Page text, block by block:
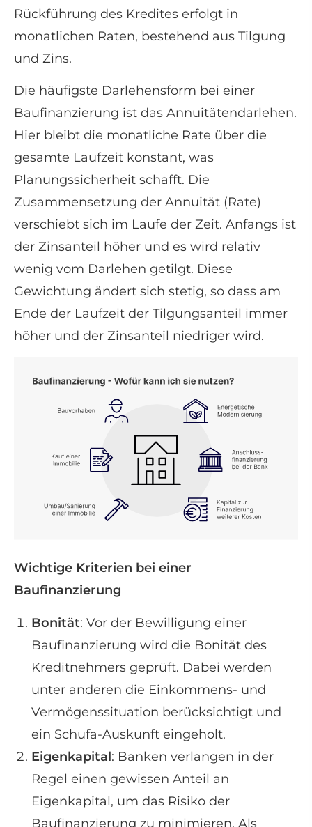
Rückführung des Kredites erfolgt in
monatlichen Raten, bestehend aus Tilgung
und Zins.
Die häufigste Darlehensform bei einer
Baufinanzierung ist das Annuitätendarlehen.
Hier bleibt die monatliche Rate über die
gesamte Laufzeit konstant, was
Planungssicherheit schafft. Die
Zusammensetzung der Annuität (Rate)
verschiebt sich im Laufe der Zeit. Anfangs ist
der Zinsanteil höher und es wird relativ
wenig vom Darlehen getilgt. Diese
Gewichtung ändert sich stetig, so dass am
Ende der Laufzeit der Tilgungsanteil immer
höher und der Zinsanteil niedriger wird.
Wichtige Kriterien bei einer
Baufinanzierung
Bonität: Vor der Bewilligung einer
Baufinanzierung wird die Bonität des
Kreditnehmers geprüft. Dabei werden
unter anderen die Einkommens- und
Vermögenssituation berücksichtigt und
ein Schufa-Auskunft eingeholt.
Eigenkapital: Banken verlangen in der
Regel einen gewissen Anteil an
Eigenkapital, um das Risiko der
Baufinanzierung zu minimieren. Als